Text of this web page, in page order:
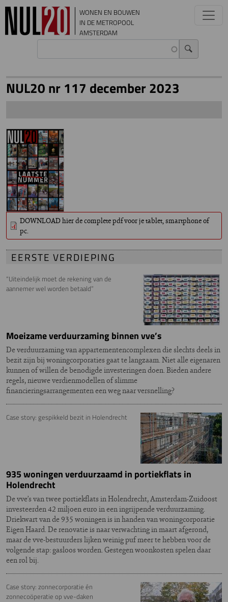
Overslaan en naar de inhoud gaan
WONEN EN BOUWEN
IN DE METROPOOL
AMSTERDAM
EERSTE VERDIEPING
“Uiteindelijk moet de rekening van de
aannemer wel worden betaald”
Moeizame verduurzaming binnen vve’s
De verduurzaming van appartementencomplexen die slechts deels in
bezit zijn bij woningcorporaties gaat te langzaam. Niet alle eigenaren
kunnen of willen de benodigde investeringen doen. Bieden andere
regels, nieuwe verdienmodellen of slimme
financieringsarrangementen een weg naar versnelling?
Case story: gespikkeld bezit in Holendrecht
935 woningen verduurzaamd in portiekflats in
Holendrecht
De vve’s van twee portiekflats in Holendrecht, Amsterdam-Zuidoost
investeerden 42 miljoen euro in een ingrijpende verduurzaming.
Driekwart van de 935 woningen is in handen van woningcorporatie
Eigen Haard. De renovatie is naar verwachting in maart afgerond,
maar de vve-bestuurders lijken weinig puf meer te hebben voor de
volgende stap: gasloos worden. Gestegen woonkosten spelen daar
een rol bij.
Case story: zonnecorporatie én
zonnecoöperatie op vve-daken
NUL20 nr 117 december 2023
DOWNLOAD hier de complete pdf voor je tablet, smartphone of
pc.